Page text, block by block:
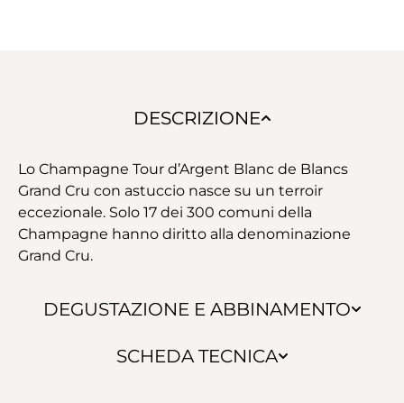
DESCRIZIONE
DEGUSTAZIONE E ABBINAMENTO
SCHEDA TECNICA
Lo Champagne Tour d’Argent Blanc de Blancs
Grand Cru con astuccio nasce su un terroir
eccezionale. Solo 17 dei 300 comuni della
Champagne hanno diritto alla denominazione
Grand Cru.